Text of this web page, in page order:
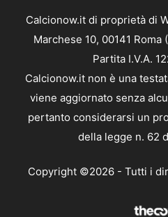
Calcionow.it di proprietà di
Marchese 10, 00141
Partita I.V.A.
Calcionow.it non è una
viene aggiornato senza
pertanto considerarsi un
della legge n. 62
Copyright ©2026 - Tutti i